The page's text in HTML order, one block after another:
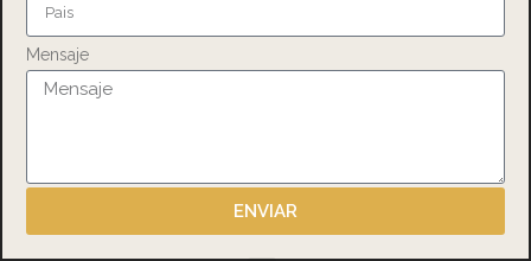
Mensaje
ENVIAR